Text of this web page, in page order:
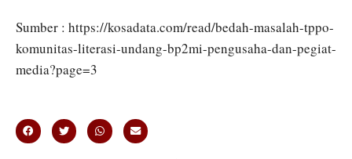
Sumber : https://kosadata.com/read/bedah-masalah-tppo-
komunitas-literasi-undang-bp2mi-pengusaha-dan-pegiat-
media?page=3